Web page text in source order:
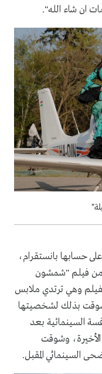
ان شاء الله".
حسابها بانستقرام،
من فيلم "شمشون
وهي ترتدي ملابس
بذلك لشخصيتها
السينمائية بعد
الأخيرة، وشوقت
السينمائي المقبل.